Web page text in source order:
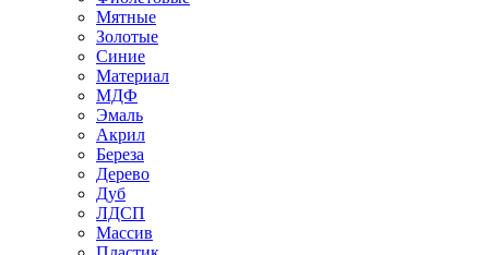
Мятные
Золотые
Синие
Материал
МДФ
Эмаль
Акрил
Береза
Дерево
Дуб
ЛДСП
Массив